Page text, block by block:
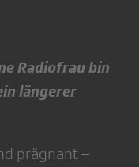
Radiofrau bin
längerer
prägnant –